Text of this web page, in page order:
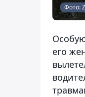
Фото:
его